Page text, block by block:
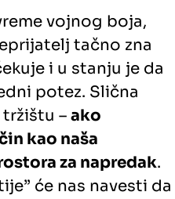
vojnog boja,
tačno zna
i u stanju je da
potez. Slična
– ako
kao naša
za napredak.
će nas navesti da